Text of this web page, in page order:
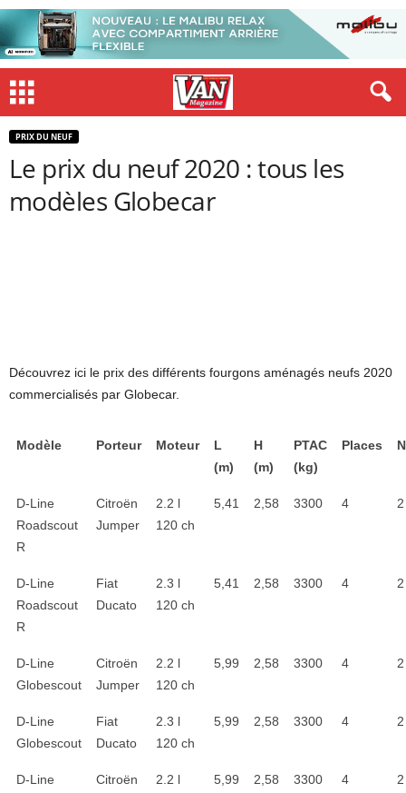
PRIX DU NEUF
Le prix du neuf 2020 : tous les
modèles Globecar
Découvrez ici le prix des différents fourgons aménagés neufs 2020
commercialisés par Globecar.
Modèle Porteur Moteur
L
(m)
H
(m)
PTAC
(kg)
Places
D-Line
Roadscout
R
Citroën
Jumper
2.2 l
120 ch
5,41 2,58 3300 4 2
D-Line
Roadscout
R
Fiat
Ducato
2.3 l
120 ch
5,41 2,58 3300 4 2
D-Line
Globescout
Citroën
Jumper
2.2 l
120 ch
5,99 2,58 3300 4 2
D-Line
Globescout
Fiat
Ducato
2.3 l
120 ch
5,99 2,58 3300 4 2
D-Line
Citroën
2.2 l
5,99 2,58 3300 4 2